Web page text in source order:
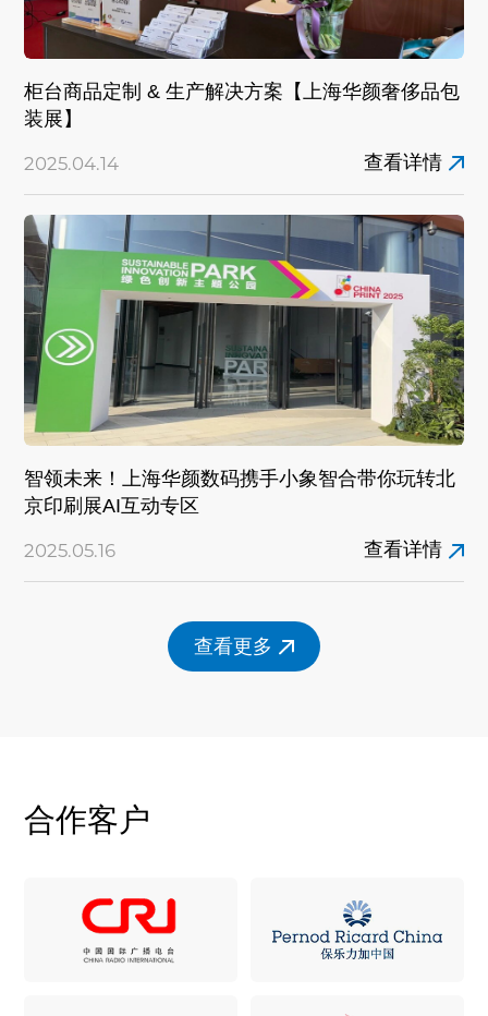
柜台商品定制 & 生产解决方案【上海华颜奢侈品包
装展】
2025.04.14 查看详情
智领未来！上海华颜数码携手小象智合带你玩转北
京印刷展AI互动专区
2025.05.16 查看详情
查看更多
合作客户